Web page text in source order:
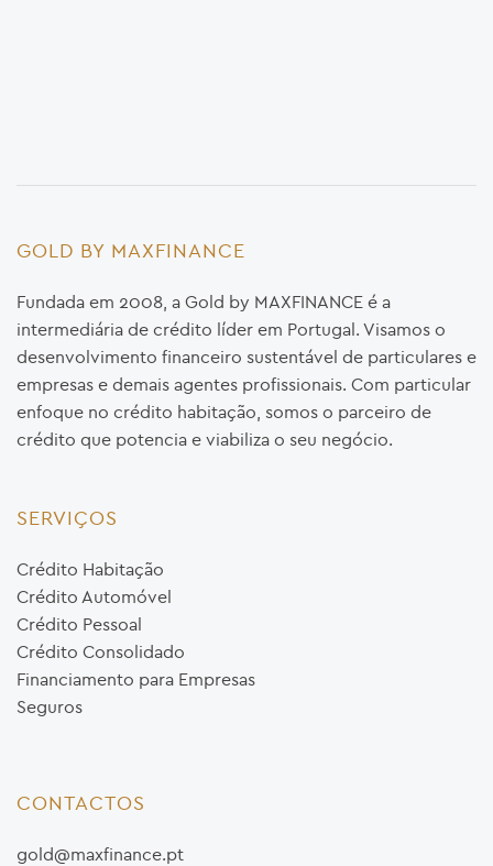
GOLD BY MAXFINANCE
Fundada em 2008, a Gold by MAXFINANCE é a
intermediária de crédito líder em Portugal. Visamos o
desenvolvimento financeiro sustentável de particulares e
empresas e demais agentes profissionais. Com particular
enfoque no crédito habitação, somos o parceiro de
crédito que potencia e viabiliza o seu negócio.
SERVIÇOS
Crédito Habitação
Crédito Automóvel
Crédito Pessoal
Crédito Consolidado
Financiamento para Empresas
Seguros
CONTACTOS
gold@maxfinance.pt